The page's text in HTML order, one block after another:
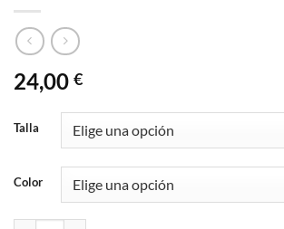
24,00 €
Talla
Color